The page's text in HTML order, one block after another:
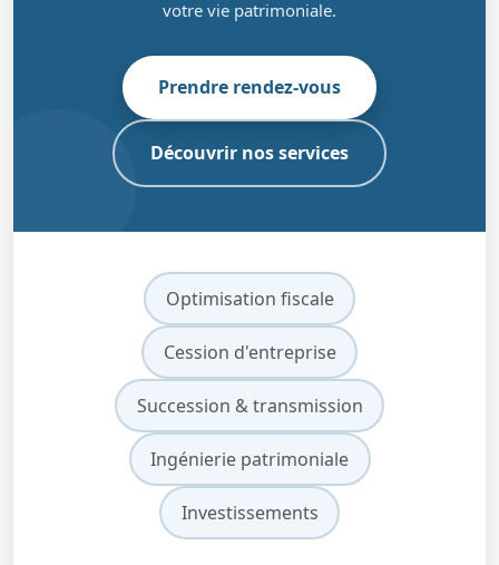
votre vie patrimoniale.
Prendre rendez-vous
Découvrir nos services
Optimisation fiscale
Cession d'entreprise
Succession & transmission
Ingénierie patrimoniale
Investissements